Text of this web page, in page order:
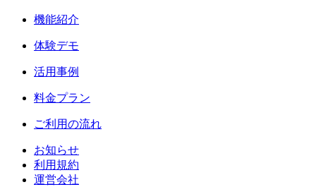
機能紹介
体験デモ
活用事例
料金プラン
ご利用の流れ
お知らせ
利用規約
運営会社